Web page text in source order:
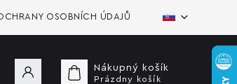
OSOBNÍCH ÚDAJŮ
Nákupný košík
Prázdny košík